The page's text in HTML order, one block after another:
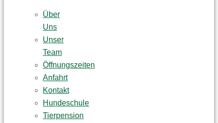
Über
Uns
Unser
Team
Öffnungszeiten
Anfahrt
Kontakt
Hundeschule
Tierpension